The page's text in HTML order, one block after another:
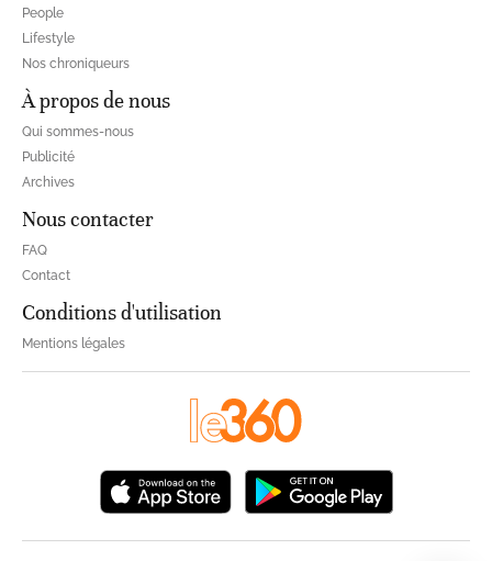
People
Lifestyle
Nos chroniqueurs
À propos de nous
Qui sommes-nous
Publicité
Archives
Nous contacter
FAQ
Contact
Conditions d'utilisation
Mentions légales